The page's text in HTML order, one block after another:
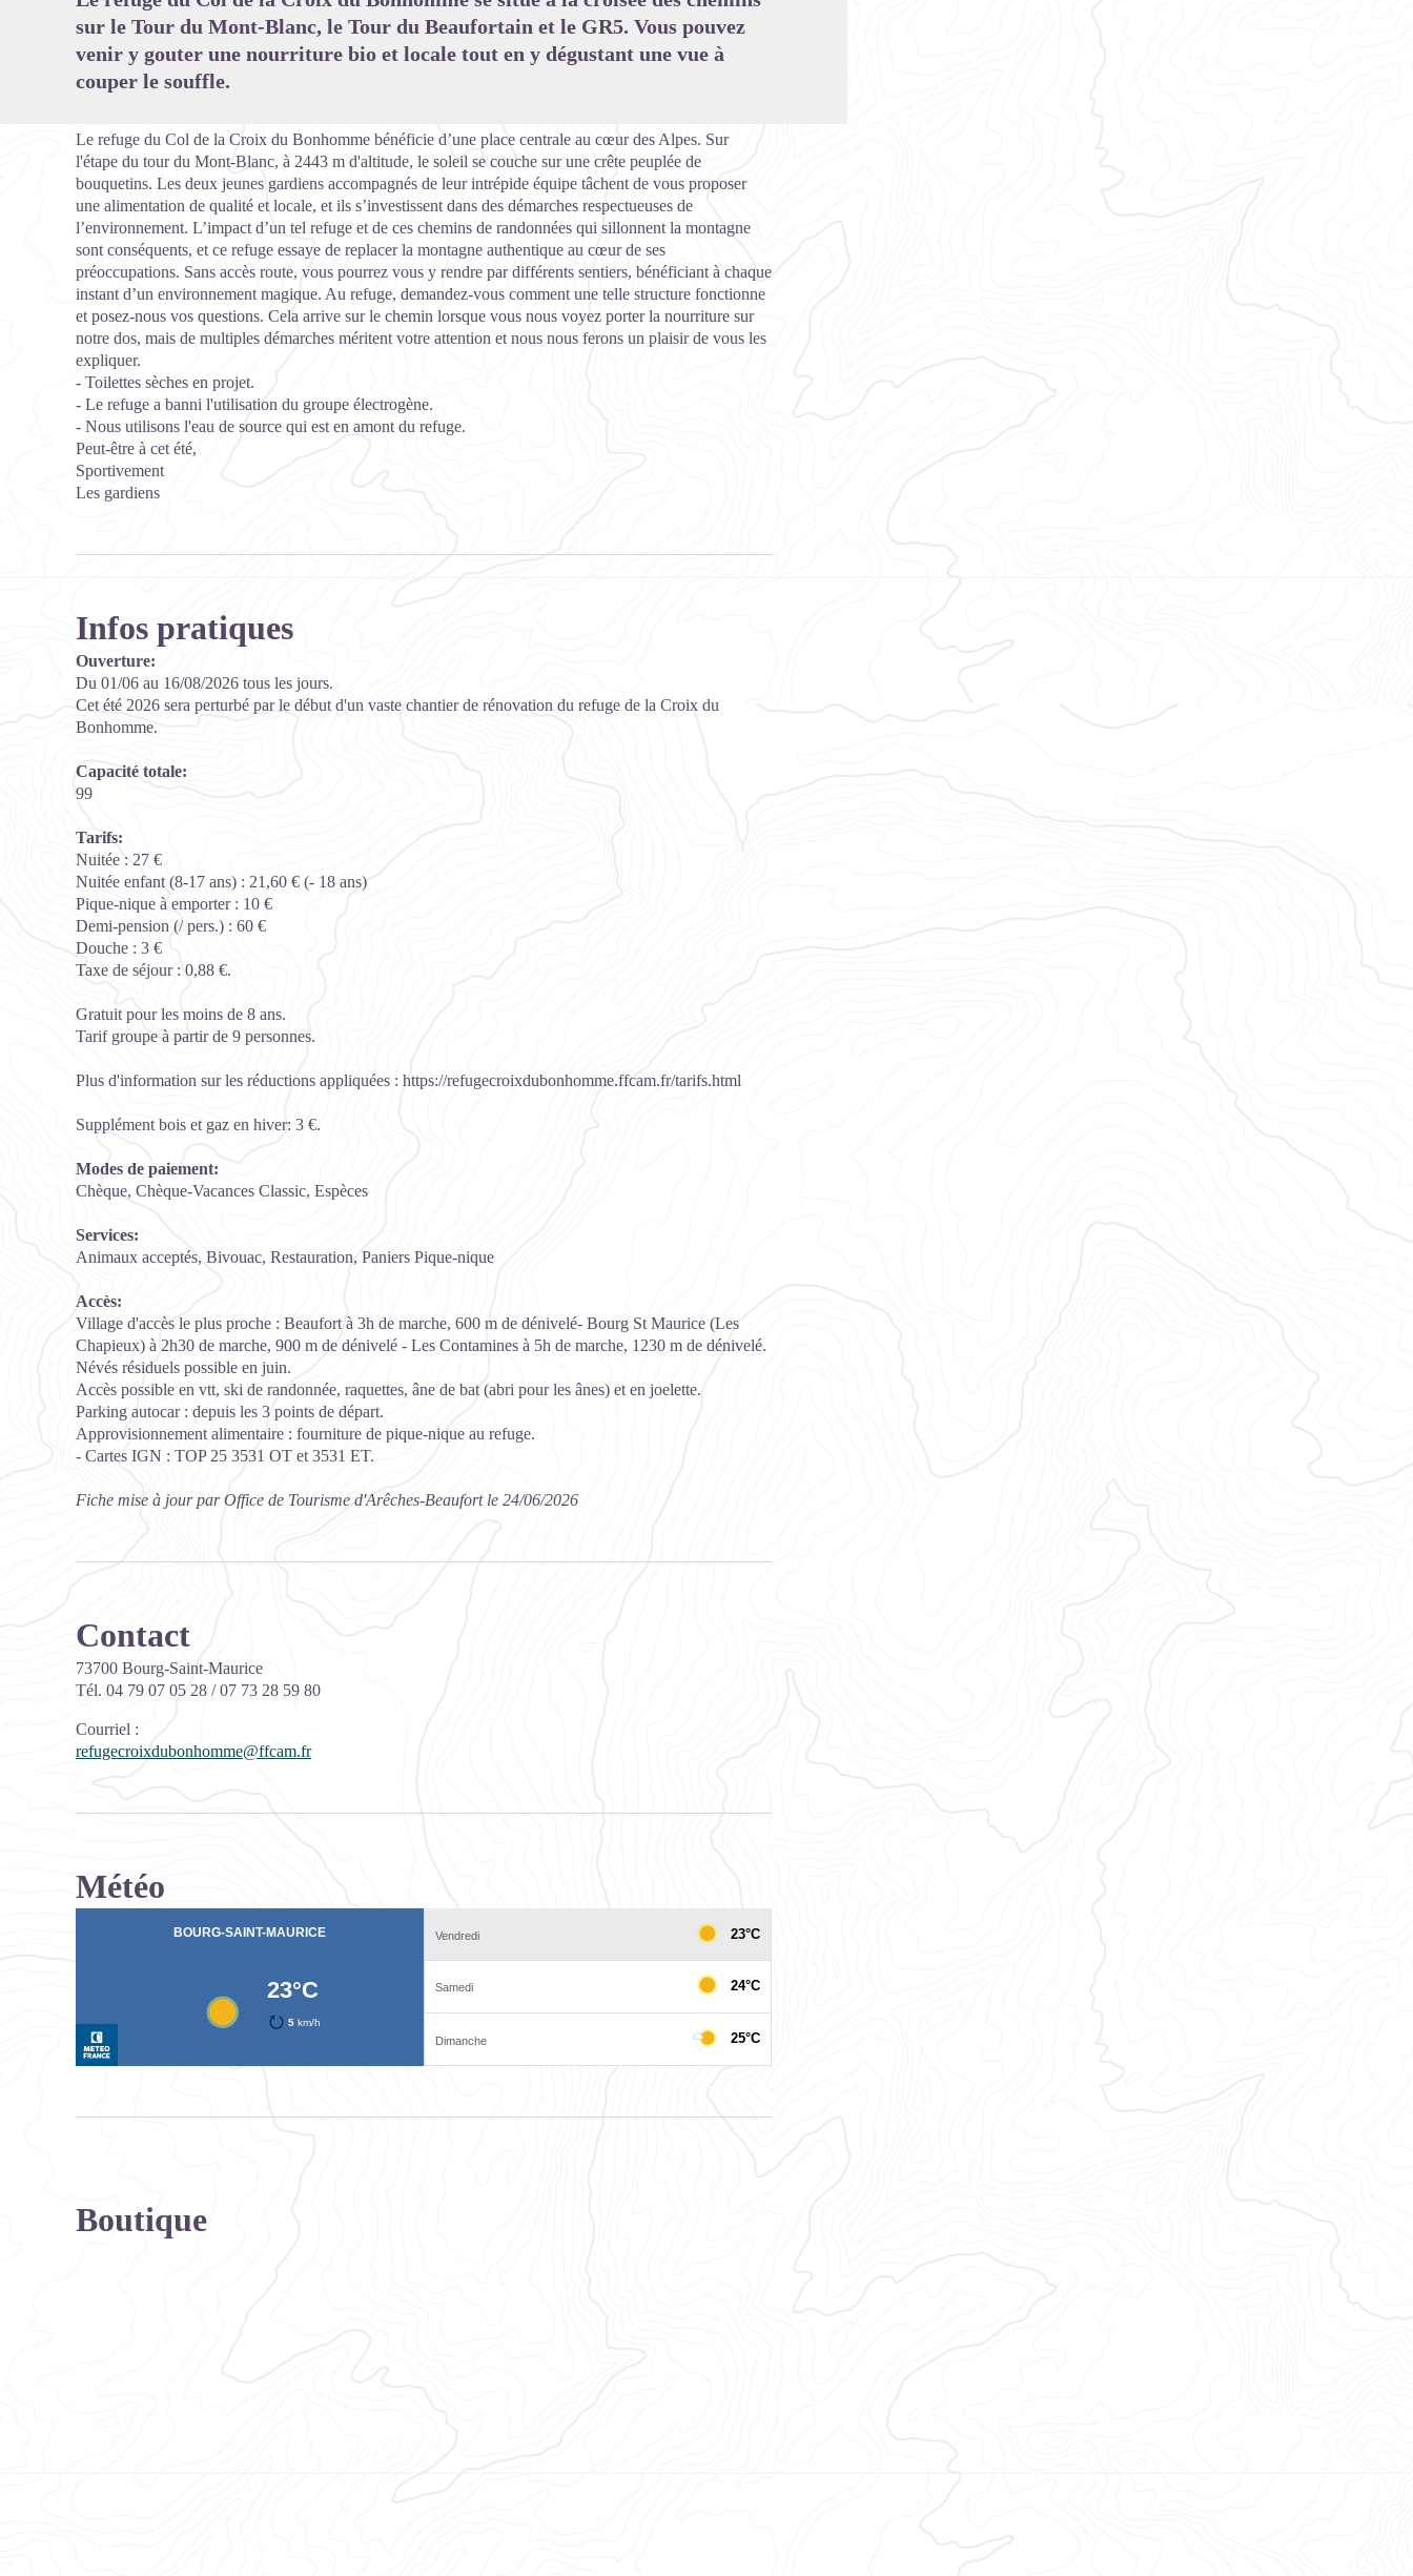
sur le Tour du Mont-Blanc, le Tour du Beaufortain et le GR5. Vous pouvez
venir y gouter une nourriture bio et locale tout en y dégustant une vue à
couper le souffle.
Le refuge du Col de la Croix du Bonhomme bénéficie d’une place centrale au cœur des Alpes. Sur
l'étape du tour du Mont-Blanc, à 2443 m d'altitude, le soleil se couche sur une crête peuplée de
bouquetins. Les deux jeunes gardiens accompagnés de leur intrépide équipe tâchent de vous proposer
une alimentation de qualité et locale, et ils s’investissent dans des démarches respectueuses de
l’environnement. L’impact d’un tel refuge et de ces chemins de randonnées qui sillonnent la montagne
sont conséquents, et ce refuge essaye de replacer la montagne authentique au cœur de ses
préoccupations. Sans accès route, vous pourrez vous y rendre par différents sentiers, bénéficiant à chaque
instant d’un environnement magique. Au refuge, demandez-vous comment une telle structure fonctionne
et posez-nous vos questions. Cela arrive sur le chemin lorsque vous nous voyez porter la nourriture sur
notre dos, mais de multiples démarches méritent votre attention et nous nous ferons un plaisir de vous les
expliquer.
- Toilettes sèches en projet.
- Le refuge a banni l'utilisation du groupe électrogène.
- Nous utilisons l'eau de source qui est en amont du refuge.
Peut-être à cet été,
Sportivement
Les gardiens
Infos pratiques
Ouverture:
Du 01/06 au 16/08/2026 tous les jours.
Cet été 2026 sera perturbé par le début d'un vaste chantier de rénovation du refuge de la Croix du
Bonhomme.
Capacité totale:
99
Tarifs:
Nuitée : 27 €
Nuitée enfant (8-17 ans) : 21,60 € (- 18 ans)
Pique-nique à emporter : 10 €
Demi-pension (/ pers.) : 60 €
Douche : 3 €
Taxe de séjour : 0,88 €.
Gratuit pour les moins de 8 ans.
Tarif groupe à partir de 9 personnes.
Plus d'information sur les réductions appliquées : https://refugecroixdubonhomme.ffcam.fr/tarifs.html
Supplément bois et gaz en hiver: 3 €.
Modes de paiement:
Chèque, Chèque-Vacances Classic, Espèces
Services:
Animaux acceptés, Bivouac, Restauration, Paniers Pique-nique
Accès:
Village d'accès le plus proche : Beaufort à 3h de marche, 600 m de dénivelé- Bourg St Maurice (Les
Chapieux) à 2h30 de marche, 900 m de dénivelé - Les Contamines à 5h de marche, 1230 m de dénivelé.
Névés résiduels possible en juin.
Accès possible en vtt, ski de randonnée, raquettes, âne de bat (abri pour les ânes) et en joelette.
Parking autocar : depuis les 3 points de départ.
Approvisionnement alimentaire : fourniture de pique-nique au refuge.
- Cartes IGN : TOP 25 3531 OT et 3531 ET.
Fiche mise à jour par Office de Tourisme d'Arêches-Beaufort le 24/06/2026
Contact
73700 Bourg-Saint-Maurice
Tél. 04 79 07 05 28 / 07 73 28 59 80
Courriel :
refugecroixdubonhomme@ffcam.fr
Météo
Boutique